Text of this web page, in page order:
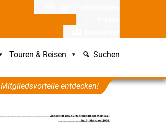
Touren & Reisen Suchen
Mitgliedsvorteile entdecken!